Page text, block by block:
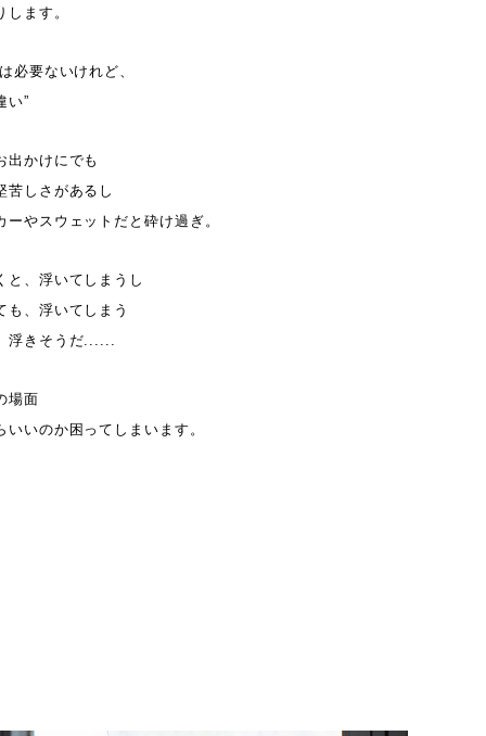
ます。
必要ないけれど、
い”
出かけにでも
苦しさがあるし
ーやスウェットだと砕け過ぎ。
と、浮いてしまうし
も、浮いてしまう
浮きそうだ......
場面
いいのか困ってしまいます。